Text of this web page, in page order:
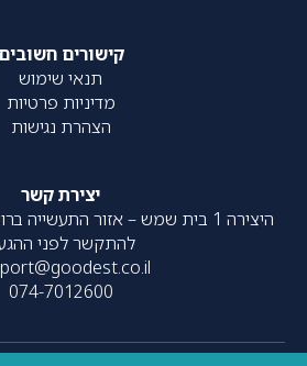
קישורים חשובים
תנאי שימוש
מדיניות פרטיות
הצהרת נגישות
יצירת קשר
היצירה 1 בית שמש – אזור
להתקשר לפני
074-7012600